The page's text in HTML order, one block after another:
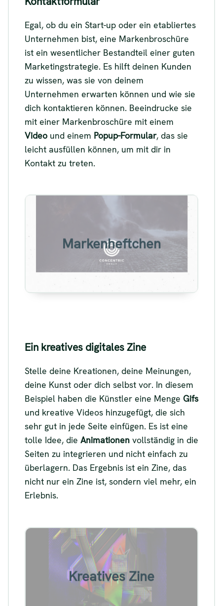
Egal, ob du ein Start-up oder ein etabliertes
Unternehmen bist, eine Markenbroschüre
ist ein wesentlicher Bestandteil einer guten
Marketingstrategie. Es hilft deinen Kunden
zu wissen, was sie von deinem
Unternehmen erwarten können und wie sie
dich kontaktieren können. Beeindrucke sie
mit einer Markenbroschüre mit einem
Video und einem Popup-Formular, das sie
leicht ausfüllen können, um mit dir in
Kontakt zu treten.
Markenheftchen
Markenbroschüre
Siehe
Ein kreatives digitales Zine
Stelle deine Kreationen, deine Meinungen,
deine Kunst oder dich selbst vor. In diesem
Beispiel haben die Künstler eine Menge Gifs
und kreative Videos hinzugefügt, die sich
sehr gut in jede Seite einfügen. Es ist eine
tolle Idee, die Animationen vollständig in die
Seiten zu integrieren und nicht einfach zu
überlagern. Das Ergebnis ist ein Zine, das
nicht nur ein Zine ist, sondern viel mehr, ein
Erlebnis.
Kreatives Zine
Beispiel für ein digitales Zine
Siehe